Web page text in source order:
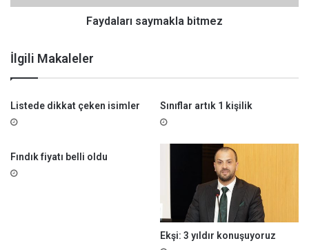
ı
y
m
a
l
a
i
m
Faydaları saymakla bitmez
İlgili Makaleler
Listede dikkat çeken isimler Sınıflar artık 1 kişilik
Fındık fiyatı belli oldu
Ekşi: 3 yıldır konuşuyoruz